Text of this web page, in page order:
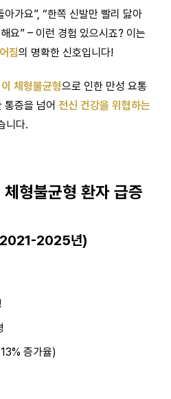
아가요”, “한쪽 신발만 빨리 닳아
요” – 이런 경험 있으시죠? 이는
짐의 명확한 신호입니다!
체형불균형으로 인한 만성 요통
통증을 넘어 전신 건강을 위협하는
니다.
형불균형 환자 급증
2025년)
증가율)